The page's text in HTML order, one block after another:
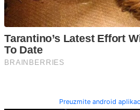
Preuzmite android